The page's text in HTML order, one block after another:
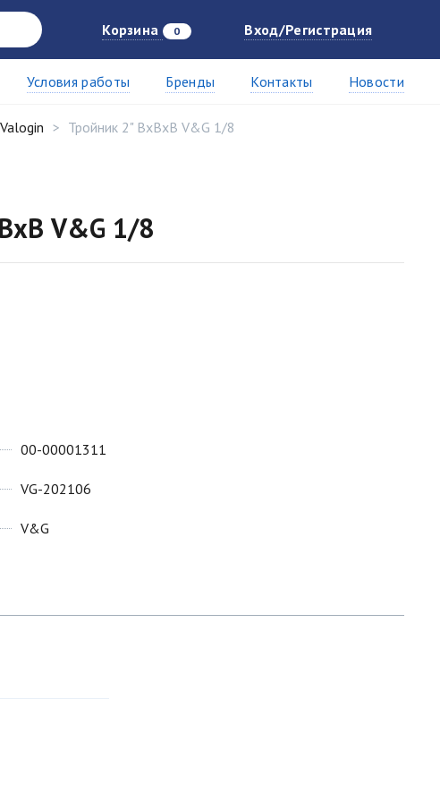
Корзина 0 Вход/Регистрация
Условия работы Бренды Контакты Новости
Valogin Тройник 2" ВxВxВ V&G 1/8
V&G 1/8
00-00001311
VG-202106
V&G